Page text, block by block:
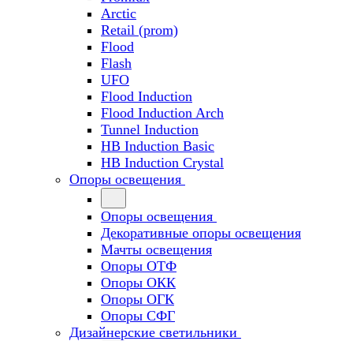
Arctic
Retail (prom)
Flood
Flash
UFO
Flood Induction
Flood Induction Arch
Tunnel Induction
HB Induction Basic
HB Induction Crystal
Опоры освещения
Опоры освещения
Декоративные опоры освещения
Мачты освещения
Опоры ОТФ
Опоры ОКК
Опоры ОГК
Опоры СФГ
Дизайнерские светильники